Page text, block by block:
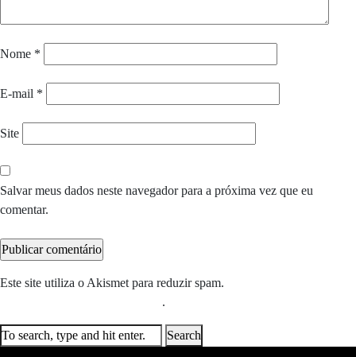
Nome *
E-mail *
Site
Salvar meus dados neste navegador para a próxima vez que eu
comentar.
Este site utiliza o Akismet para reduzir spam.
.
Search